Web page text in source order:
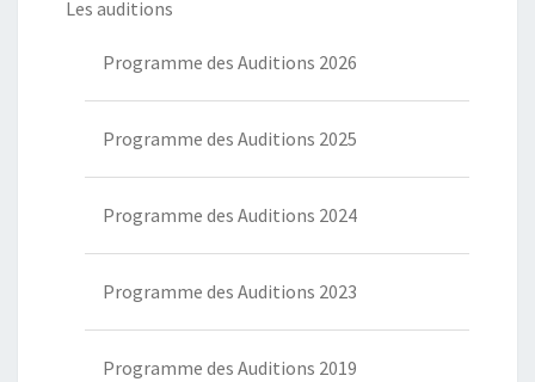
Les auditions
Programme des Auditions 2026
Programme des Auditions 2025
Programme des Auditions 2024
Programme des Auditions 2023
Programme des Auditions 2019